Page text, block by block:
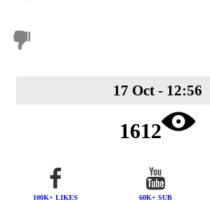
17 Oct - 12:56
1612
100K+ LIKES 60K+ SUB